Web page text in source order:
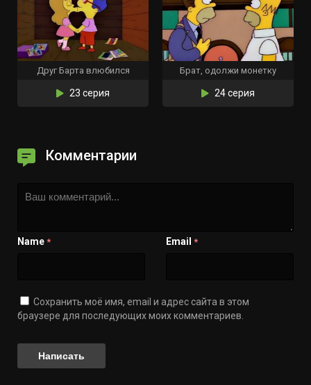
Друг Барта влюбился
23 серия
Брат, одолжи монетку
24 серия
Комментарии
Name * Email *
Сохранить моё имя, email и адрес сайта в этом
браузере для последующих моих комментариев.